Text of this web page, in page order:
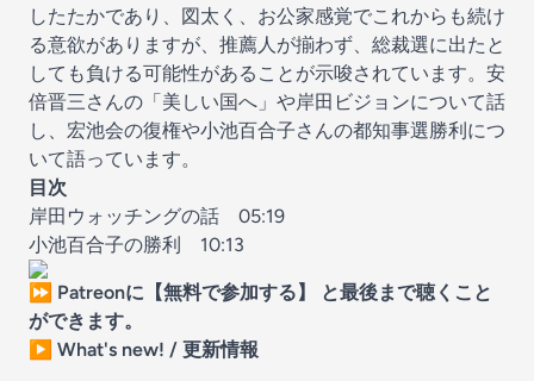
したたかであり、図太く、お公家感覚でこれからも続け
る意欲がありますが、推薦人が揃わず、総裁選に出たと
しても負ける可能性があることが示唆されています。安
倍晋三さんの「美しい国へ」や岸田ビジョンについて話
し、宏池会の復権や小池百合子さんの都知事選勝利につ
いて語っています。
目次
岸田ウォッチングの話
05:19
小池百合子の勝利
10:13
⏩ Patreonに【無料で参加する】 と最後まで聴くこと
ができます。
▶️ What's new! / 更新情報